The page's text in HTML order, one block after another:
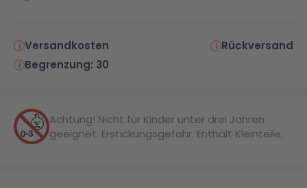
Super Mario
Aktion
Cars
Versandkosten
Rückversand
Begrenzung: 30
Achtung! Nicht für Kinder unter drei Jahren
geeignet. Erstickungsgefahr. Enthält Kleinteile.